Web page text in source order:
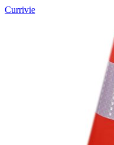
Currivie